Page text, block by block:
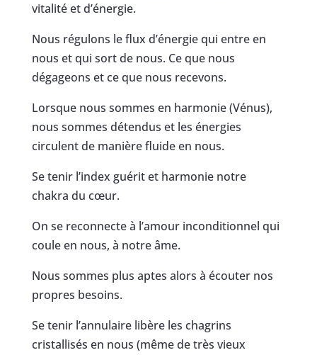
vitalité et d’énergie.
Nous régulons le flux d’énergie qui entre en
nous et qui sort de nous. Ce que nous
dégageons et ce que nous recevons.
Lorsque nous sommes en harmonie (Vénus),
nous sommes détendus et les énergies
circulent de manière fluide en nous.
Se tenir l’index guérit et harmonie notre
chakra du cœur.
On se reconnecte à l’amour inconditionnel qui
coule en nous, à notre âme.
Nous sommes plus aptes alors à écouter nos
propres besoins.
Se tenir l’annulaire libère les chagrins
cristallisés en nous (même de très vieux